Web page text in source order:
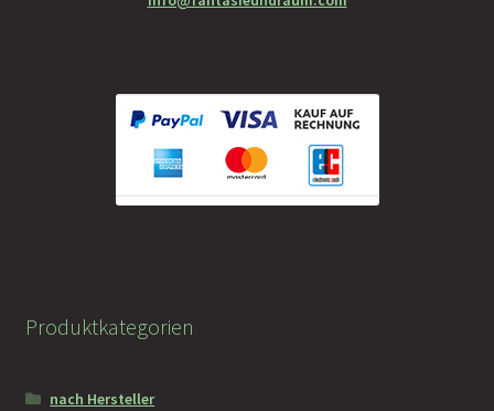
Produktkategorien
nach Hersteller